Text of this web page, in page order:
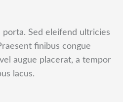
Sed eleifend ultricies
finibus congue
augue placerat, a tempor
lacus.